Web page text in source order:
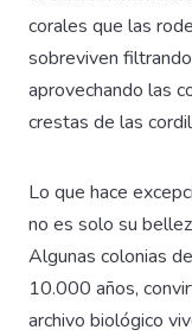
corales que las
sobreviven
aprovechando las
crestas de las
Lo que hace
no es solo su
Algunas colonias
10.000 años,
archivo biológico